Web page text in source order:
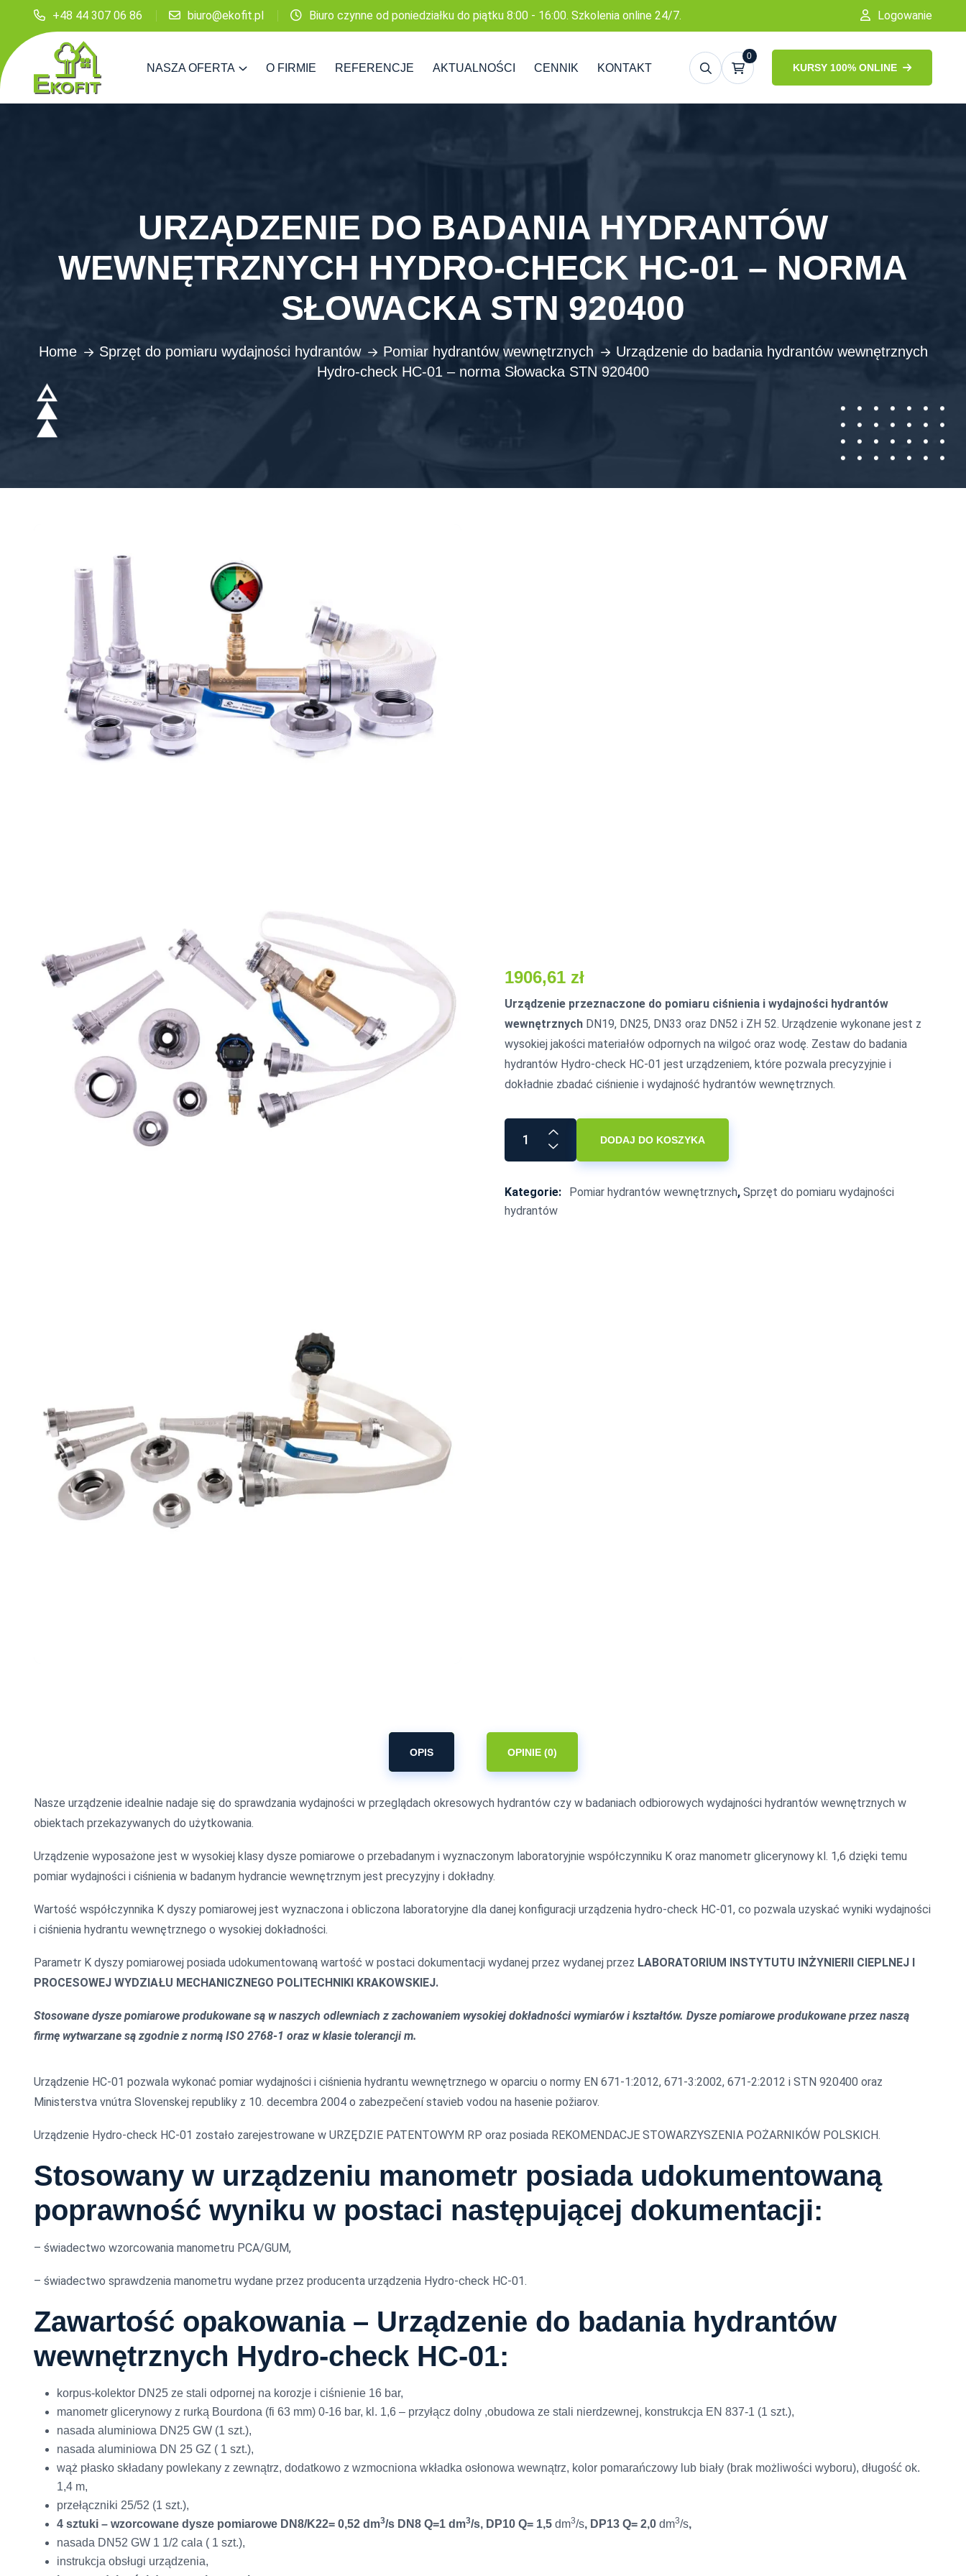
+48 44 307 06 86 biuro@ekofit.pl Biuro czynne od poniedziałku do piątku 8:00 - 16:00. Szkolenia online 24/7. Logowanie
NASZA OFERTA O FIRMIE REFERENCJE AKTUALNOŚCI CENNIK KONTAKT
0
KURSY 100% ONLINE
URZĄDZENIE DO BADANIA HYDRANTÓW
WEWNĘTRZNYCH HYDRO-CHECK HC-01 – NORMA
SŁOWACKA STN 920400
Home Sprzęt do pomiaru wydajności hydrantów Pomiar hydrantów wewnętrznych
Urządzenie do badania hydrantów wewnętrznych
Hydro-check HC-01 – norma Słowacka STN 920400
1906,61 zł
Urządzenie przeznaczone do pomiaru ciśnienia i wydajności hydrantów
wewnętrznych DN19, DN25, DN33 oraz DN52 i ZH 52. Urządzenie wykonane jest z
wysokiej jakości materiałów odpornych na wilgoć oraz wodę. Zestaw do badania
hydrantów Hydro-check HC-01 jest urządzeniem, które pozwala precyzyjnie i
dokładnie zbadać ciśnienie i wydajność hydrantów wewnętrznych.
DODAJ DO KOSZYKA
Kategorie: Pomiar hydrantów wewnętrznych, Sprzęt do pomiaru wydajności
hydrantów
OPIS OPINIE (0)
Nasze urządzenie idealnie nadaje się do sprawdzania wydajności w przeglądach okresowych hydrantów czy w badaniach odbiorowych wydajności hydrantów wewnętrznych w
obiektach przekazywanych do użytkowania.
Urządzenie wyposażone jest w wysokiej klasy dysze pomiarowe o przebadanym i wyznaczonym laboratoryjnie współczynniku K oraz manometr glicerynowy kl. 1,6 dzięki temu
pomiar wydajności i ciśnienia w badanym hydrancie wewnętrznym jest precyzyjny i dokładny.
Wartość współczynnika K dyszy pomiarowej jest wyznaczona i obliczona laboratoryjne dla danej konfiguracji urządzenia hydro-check HC-01, co pozwala uzyskać wyniki wydajności
i ciśnienia hydrantu wewnętrznego o wysokiej dokładności.
Parametr K dyszy pomiarowej posiada udokumentowaną wartość w postaci dokumentacji wydanej przez wydanej przez LABORATORIUM INSTYTUTU INŻYNIERII CIEPLNEJ I
PROCESOWEJ WYDZIAŁU MECHANICZNEGO POLITECHNIKI KRAKOWSKIEJ.
Stosowane dysze pomiarowe produkowane są w naszych odlewniach z zachowaniem wysokiej dokładności wymiarów i kształtów. Dysze pomiarowe produkowane przez naszą
firmę wytwarzane są zgodnie z normą ISO 2768-1 oraz w klasie tolerancji m.
Urządzenie HC-01 pozwala wykonać pomiar wydajności i ciśnienia hydrantu wewnętrznego w oparciu o normy EN 671-1:2012, 671-3:2002, 671-2:2012 i STN 920400 oraz
Ministerstva vnútra Slovenskej republiky z 10. decembra 2004 o zabezpečení stavieb vodou na hasenie požiarov.
Urządzenie Hydro-check HC-01 zostało zarejestrowane w URZĘDZIE PATENTOWYM RP oraz posiada REKOMENDACJE STOWARZYSZENIA POŻARNIKÓW POLSKICH.
Stosowany w urządzeniu manometr posiada udokumentowaną
poprawność wyniku w postaci następującej dokumentacji:
– świadectwo wzorcowania manometru PCA/GUM,
– świadectwo sprawdzenia manometru wydane przez producenta urządzenia Hydro-check HC-01.
Zawartość opakowania – Urządzenie do badania hydrantów
wewnętrznych Hydro-check HC-01:
korpus-kolektor DN25 ze stali odpornej na korozje i ciśnienie 16 bar,
manometr glicerynowy z rurką Bourdona (fi 63 mm) 0-16 bar, kl. 1,6 – przyłącz dolny ,obudowa ze stali nierdzewnej, konstrukcja EN 837-1 (1 szt.),
nasada aluminiowa DN25 GW (1 szt.),
nasada aluminiowa DN 25 GZ ( 1 szt.),
wąż płasko składany powlekany z zewnątrz, dodatkowo z wzmocniona wkładka osłonowa wewnątrz, kolor pomarańczowy lub biały (brak możliwości wyboru), długość ok.
1,4 m,
przełączniki 25/52 (1 szt.),
4 sztuki – wzorcowane dysze pomiarowe DN8/K22= 0,52 dm3/s DN8 Q=1 dm3/s, DP10 Q= 1,5 dm3/s, DP13 Q= 2,0 dm3/s,
nasada DN52 GW 1 1/2 cala ( 1 szt.),
instrukcja obsługi urządzenia,